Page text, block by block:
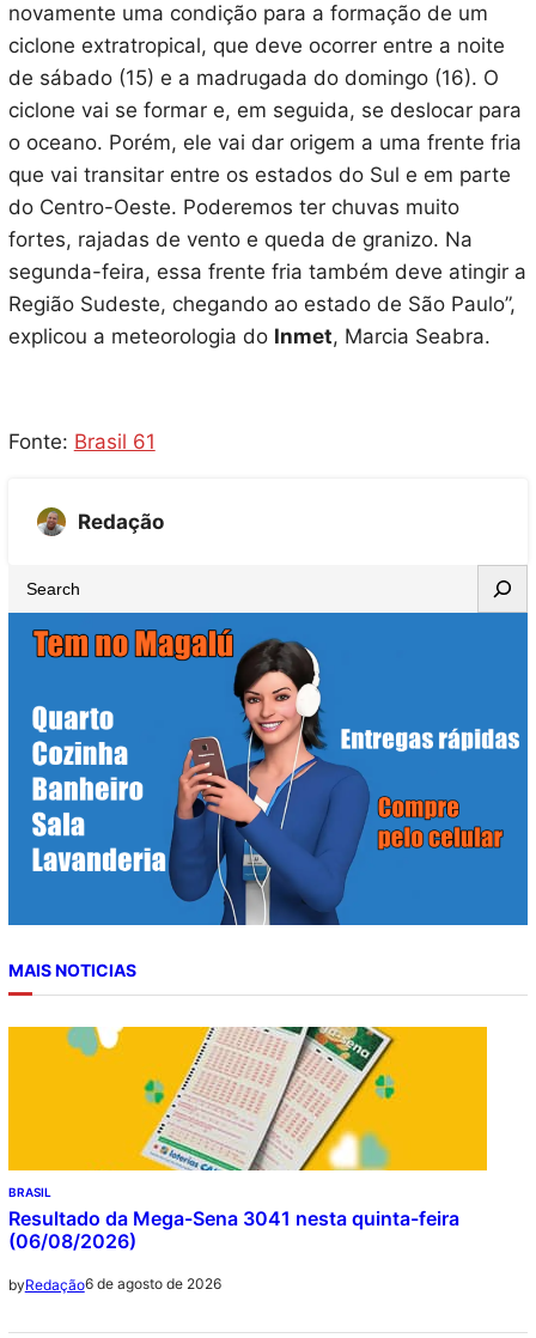
novamente uma condição para a formação de um
ciclone extratropical, que deve ocorrer entre a noite
de sábado (15) e a madrugada do domingo (16). O
ciclone vai se formar e, em seguida, se deslocar para
o oceano. Porém, ele vai dar origem a uma frente fria
que vai transitar entre os estados do Sul e em parte
do Centro-Oeste. Poderemos ter chuvas muito
fortes, rajadas de vento e queda de granizo. Na
segunda-feira, essa frente fria também deve atingir a
Região Sudeste, chegando ao estado de São Paulo”,
explicou a meteorologia do Inmet, Marcia Seabra.
Fonte: Brasil 61
Redação
e
MAIS NOTICIAS
BRASIL
Resultado da Mega-Sena 3041 nesta quinta-feira
(06/08/2026)
byRedação6 de agosto de 2026